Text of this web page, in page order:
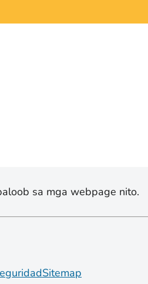
sa mga webpage nito.
Sitemap